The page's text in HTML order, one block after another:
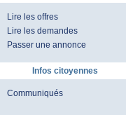
Lire les offres
Lire les demandes
Passer une annonce
Infos citoyennes
Communiqués